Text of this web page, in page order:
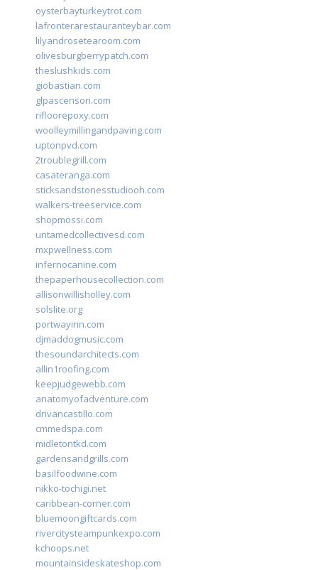
oysterbayturkeytrot.com
lafronterarestauranteybar.com
lilyandrosetearoom.com
olivesburgberrypatch.com
theslushkids.com
giobastian.com
glpascensori.com
rifloorepoxy.com
woolleymillingandpaving.com
uptonpvd.com
2troublegrill.com
casateranga.com
sticksandstonesstudiooh.com
walkers-treeservice.com
shopmossi.com
untamedcollectivesd.com
mxpwellness.com
infernocanine.com
thepaperhousecollection.com
allisonwillisholley.com
solslite.org
portwayinn.com
djmaddogmusic.com
thesoundarchitects.com
allin1roofing.com
keepjudgewebb.com
anatomyofadventure.com
drivancastillo.com
cmmedspa.com
midletontkd.com
gardensandgrills.com
basilfoodwine.com
nikko-tochigi.net
caribbean-corner.com
bluemoongiftcards.com
rivercitysteampunkexpo.com
kchoops.net
mountainsideskateshop.com